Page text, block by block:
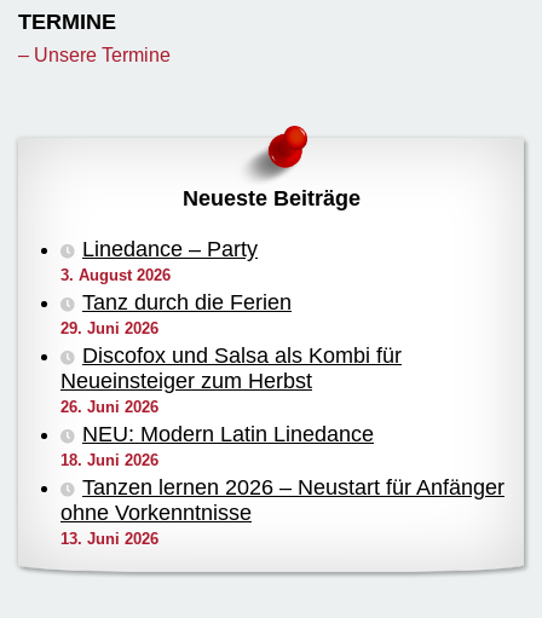
TERMINE
– Unsere Termine
Neueste Beiträge
Linedance – Party
3. August 2026
Tanz durch die Ferien
29. Juni 2026
Discofox und Salsa als Kombi für
Neueinsteiger zum Herbst
26. Juni 2026
NEU: Modern Latin Linedance
18. Juni 2026
Tanzen lernen 2026 – Neustart für Anfänger
ohne Vorkenntnisse
13. Juni 2026